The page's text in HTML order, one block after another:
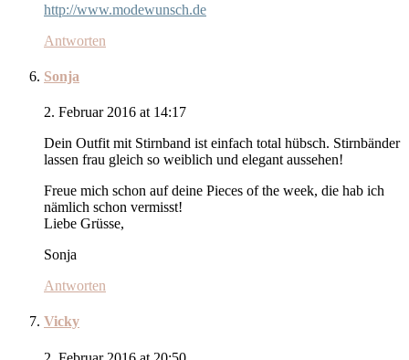
http://www.modewunsch.de
Antworten
Sonja
2. Februar 2016 at 14:17
Dein Outfit mit Stirnband ist einfach total hübsch. Stirnbänder
lassen frau gleich so weiblich und elegant aussehen!
Freue mich schon auf deine Pieces of the week, die hab ich
nämlich schon vermisst!
Liebe Grüsse,
Sonja
Antworten
Vicky